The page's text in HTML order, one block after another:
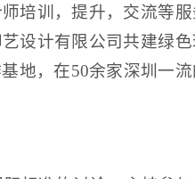
培训，提升，交流等
设计有限公司共建绿
地，在50余家深圳一流